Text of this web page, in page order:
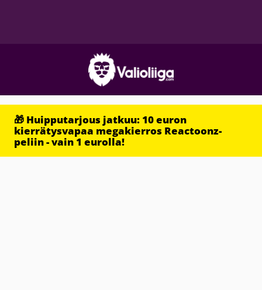
🎁 Huipputarjous jatkuu: 10 euron
kierrätysvapaa megakierros Reactoonz-
peliin - vain 1 eurolla!